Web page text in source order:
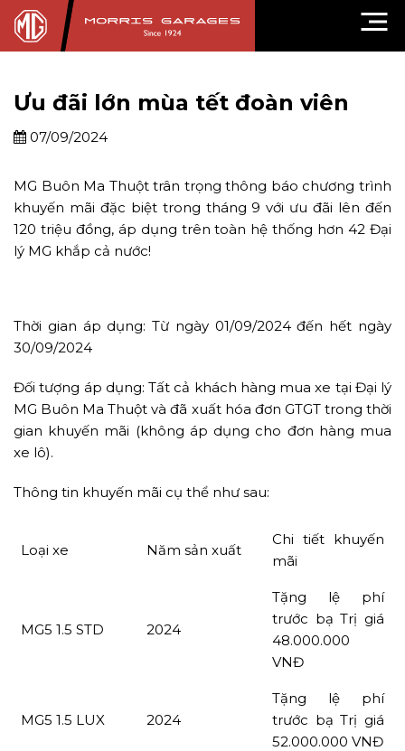
Ưu đãi lớn mùa tết đoàn viên
07/09/2024
MG Buôn Ma Thuột trân trọng thông báo chương trình
khuyến mãi đặc biệt trong tháng 9 với ưu đãi lên đến
120 triệu đồng, áp dụng trên toàn hệ thống hơn 42 Đại
lý MG khắp cả nước!
Thời gian áp dụng: Từ ngày 01/09/2024 đến hết ngày
30/09/2024
Đối tượng áp dụng: Tất cả khách hàng mua xe tại Đại lý
MG Buôn Ma Thuột và đã xuất hóa đơn GTGT trong thời
gian khuyến mãi (không áp dụng cho đơn hàng mua
xe lô).
Thông tin khuyến mãi cụ thể như sau:
Loại xe Năm sản xuất
Chi tiết khuyến
mãi
MG5 1.5 STD 2024
Tặng lệ phí
trước bạ Trị giá
48.000.000
VNĐ
MG5 1.5 LUX 2024
Tặng lệ phí
trước bạ Trị giá
52.000.000 VNĐ